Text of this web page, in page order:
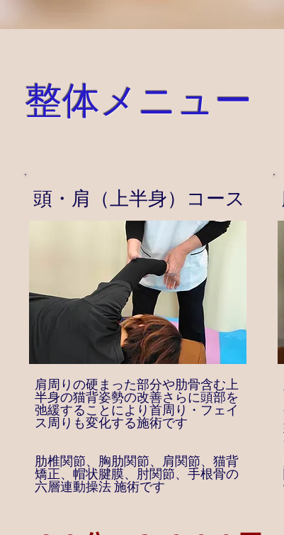
整体メニュー
頭・肩（上半身）コース
肩周りの硬まった部分や肋骨含む上
半身の猫背姿勢の改善さらに頭部を
弛緩することにより首周り・フェイ
ス周りも変化する施術です
肋椎関節、胸肋関節、肩関節、猫背
矯正、帽状腱膜、肘関節、手根骨の
六層連動操法 施術です